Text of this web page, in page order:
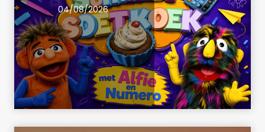
04/08/2026